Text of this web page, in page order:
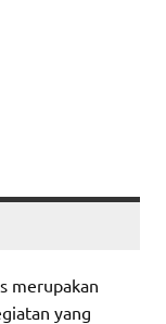
merupakan
yang